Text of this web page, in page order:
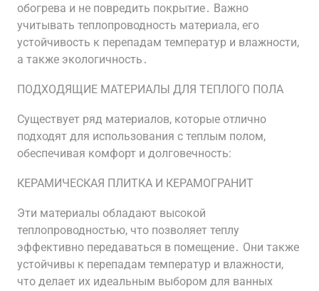
обогрева и не повредить покрытие․ Важно
учитывать теплопроводность материала, его
устойчивость к перепадам температур и влажности,
а также экологичность․
ПОДХОДЯЩИЕ МАТЕРИАЛЫ ДЛЯ ТЕПЛОГО ПОЛА
Существует ряд материалов, которые отлично
подходят для использования с теплым полом,
обеспечивая комфорт и долговечность:
КЕРАМИЧЕСКАЯ ПЛИТКА И КЕРАМОГРАНИТ
Эти материалы обладают высокой
теплопроводностью, что позволяет теплу
эффективно передаваться в помещение․ Они также
устойчивы к перепадам температур и влажности,
что делает их идеальным выбором для ванных